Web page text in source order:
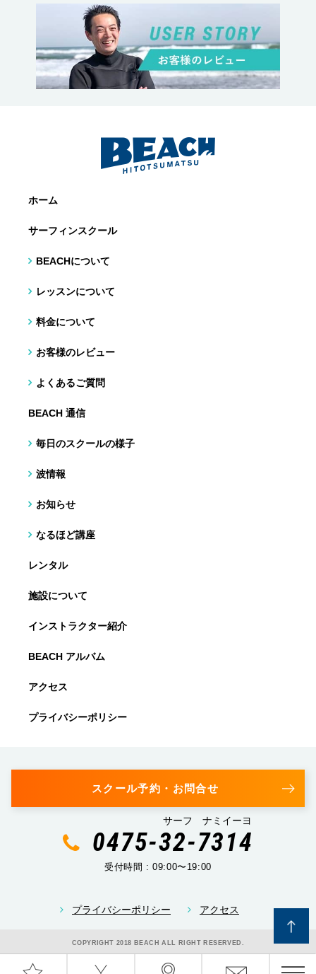
ホーム
サーフィンスクール
BEACHについて
レッスンについて
料金について
お客様のレビュー
よくあるご質問
BEACH 通信
毎日のスクールの様子
波情報
お知らせ
なるほど講座
レンタル
施設について
インストラクター紹介
BEACH アルバム
アクセス
プライバシーポリシー
スクール予約・お問合せ
サーフ ナミイーヨ
0475-32-7314
受付時間 : 09:00〜19:00
プライバシーポリシー アクセス
COPYRIGHT 2018 BEACH ALL RIGHT RESERVED.